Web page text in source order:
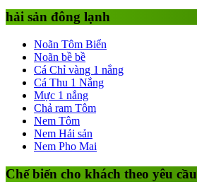
hải sản đông lạnh
Noãn Tôm Biển
Noãn bề bề
Cá Chỉ vàng 1 nắng
Cá Thu 1 Nắng
Mực 1 nắng
Chả ram Tôm
Nem Tôm
Nem Hải sản
Nem Pho Mai
Chế biến cho khách theo yêu cầu